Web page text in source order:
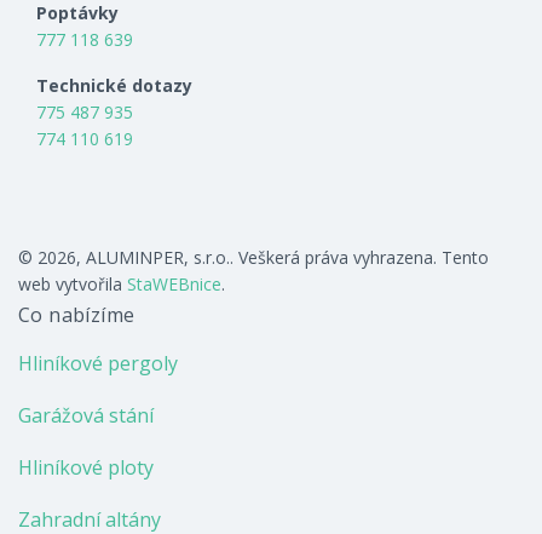
Poptávky
777 118 639
Technické dotazy
775 487 935
774 110 619
© 2026, ALUMINPER, s.r.o.. Veškerá práva vyhrazena. Tento
web vytvořila StaWEBnice.
Co nabízíme
Hliníkové pergoly
Garážová stání
Hliníkové ploty
Zahradní altány